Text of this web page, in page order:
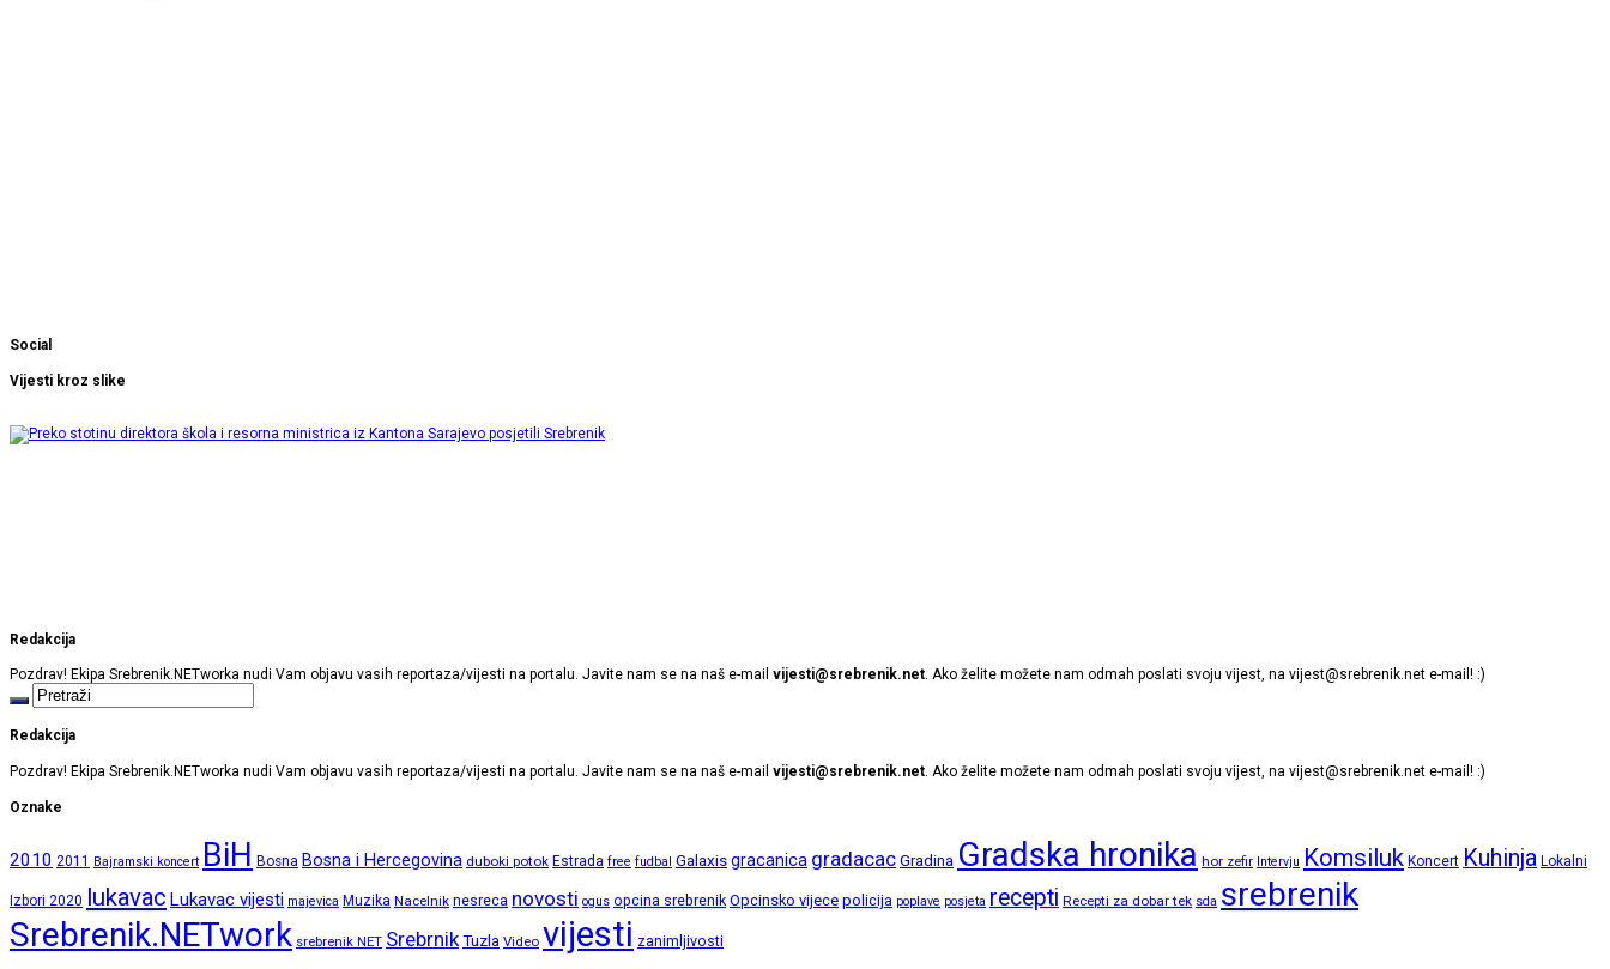
Social
Vijesti kroz slike
Redakcija
Pozdrav! Ekipa Srebrenik.NETworka nudi Vam objavu vasih reportaza/vijesti na portalu. Javite nam se na naš e-mail vijesti@srebrenik.net. Ako želite možete nam odmah poslati svoju vijest, na vijest@srebrenik.net e-mail! :)
Redakcija
Pozdrav! Ekipa Srebrenik.NETworka nudi Vam objavu vasih reportaza/vijesti na portalu. Javite nam se na naš e-mail vijesti@srebrenik.net. Ako želite možete nam odmah poslati svoju vijest, na vijest@srebrenik.net e-mail! :)
Oznake
2010 2011 Bajramski koncert BiH Bosna Bosna i Hercegovina duboki potok Estrada free fudbal Galaxis gracanica gradacac Gradina Gradska hronika hor zefir Intervju Komsiluk Koncert Kuhinja Lokalni
Izbori 2020 lukavac Lukavac vijesti majevica Muzika Nacelnik nesreca novosti ogus opcina srebrenik Opcinsko vijece policija poplave posjeta recepti Recepti za dobar tek sda srebrenik
Srebrenik.NETwork srebrenik NET Srebrnik Tuzla Video vijesti zanimljivosti